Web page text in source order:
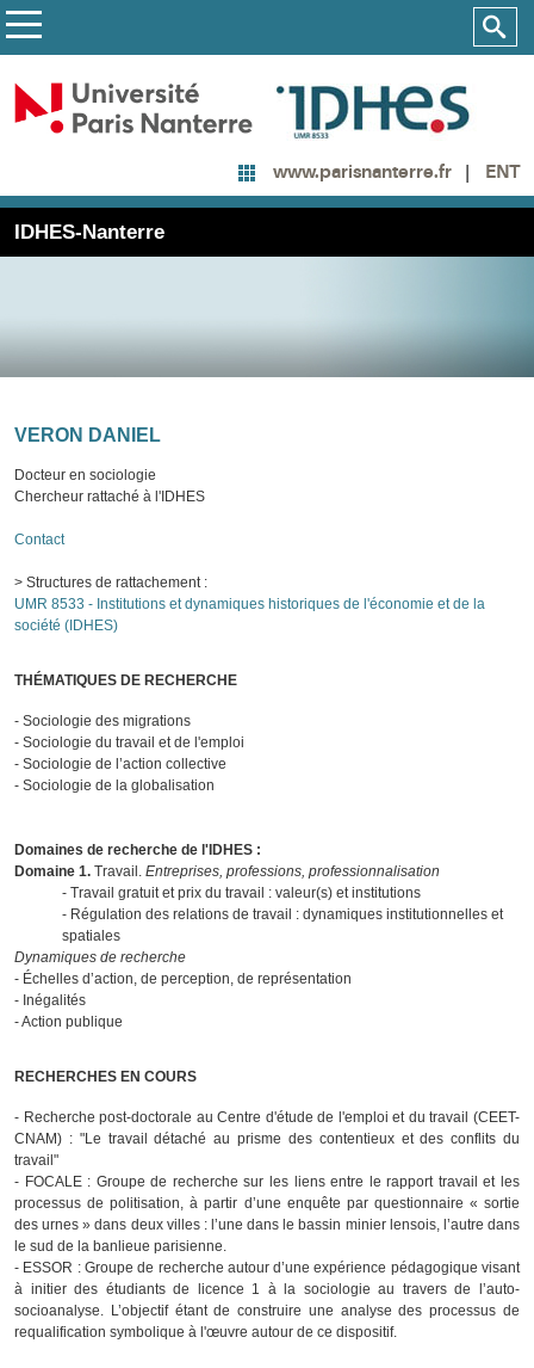
www.parisnanterre.fr ENT
IDHES-Nanterre
VERON DANIEL
Docteur en sociologie
Chercheur rattaché à l'IDHES
Contact
> Structures de rattachement :
UMR 8533 - Institutions et dynamiques historiques de l'économie et de la
société (IDHES)
THÉMATIQUES DE RECHERCHE
- Sociologie des migrations
- Sociologie du travail et de l'emploi
- Sociologie de l’action collective
- Sociologie de la globalisation
Domaines de recherche de l'IDHES :
Domaine 1. Travail. Entreprises, professions, professionnalisation
- Travail gratuit et prix du travail : valeur(s) et institutions
- Régulation des relations de travail : dynamiques institutionnelles et
spatiales
Dynamiques de recherche
- Échelles d’action, de perception, de représentation
- Inégalités
- Action publique
RECHERCHES EN COURS
- Recherche post-doctorale au Centre d'étude de l'emploi et du travail (CEET-
CNAM) : "Le travail détaché au prisme des contentieux et des conflits du
travail"
- FOCALE : Groupe de recherche sur les liens entre le rapport travail et les
processus de politisation, à partir d’une enquête par questionnaire « sortie
des urnes » dans deux villes : l’une dans le bassin minier lensois, l’autre dans
le sud de la banlieue parisienne.
- ESSOR : Groupe de recherche autour d’une expérience pédagogique visant
à initier des étudiants de licence 1 à la sociologie au travers de l’auto-
socioanalyse. L’objectif étant de construire une analyse des processus de
requalification symbolique à l'œuvre autour de ce dispositif.